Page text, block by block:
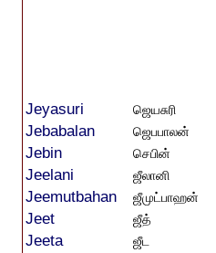
Jeyasuri ஜெயசுரி
Jebabalan ஜெபபாலன்
Jebin செபின்
Jeelani
ஜீலானி
Jeemutbahan
ஜீமுட்பாஹன்
Jeet
ஜீத்
Jeeta
ஜீட